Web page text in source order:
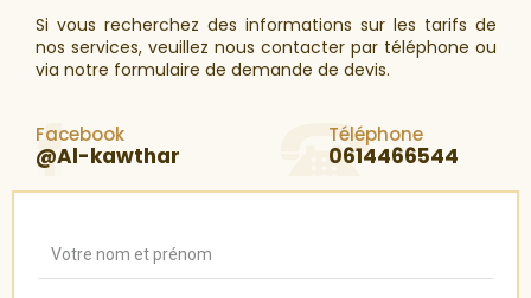
Si vous recherchez des informations sur les tarifs de
nos services, veuillez nous contacter par téléphone ou
via notre formulaire de demande de devis.
Facebook
@Al-kawthar
Téléphone
0614466544